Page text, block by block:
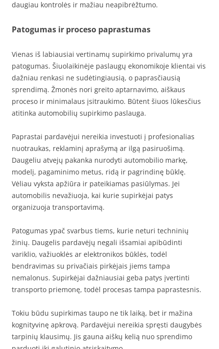
daugiau kontrolės ir mažiau neapibrėžtumo.
Patogumas ir proceso paprastumas
Vienas iš labiausiai vertinamų supirkimo privalumų yra
patogumas. Šiuolaikinėje paslaugų ekonomikoje klientai vis
dažniau renkasi ne sudėtingiausią, o paprasčiausią
sprendimą. Žmonės nori greito aptarnavimo, aiškaus
proceso ir minimalaus įsitraukimo. Būtent šiuos lūkesčius
atitinka automobilių supirkimo paslauga.
Paprastai pardavėjui nereikia investuoti į profesionalias
nuotraukas, reklaminį aprašymą ar ilgą pasiruošimą.
Daugeliu atvejų pakanka nurodyti automobilio markę,
modelį, pagaminimo metus, ridą ir pagrindinę būklę.
Vėliau vyksta apžiūra ir pateikiamas pasiūlymas. Jei
automobilis nevažiuoja, kai kurie supirkėjai patys
organizuoja transportavimą.
Patogumas ypač svarbus tiems, kurie neturi techninių
žinių. Daugelis pardavėjų negali išsamiai apibūdinti
variklio, važiuoklės ar elektronikos būklės, todėl
bendravimas su privačiais pirkėjais jiems tampa
nemalonus. Supirkėjai dažniausiai geba patys įvertinti
transporto priemonę, todėl procesas tampa paprastesnis.
Tokiu būdu supirkimas taupo ne tik laiką, bet ir mažina
kognityvinę apkrovą. Pardavėjui nereikia spręsti daugybės
tarpinių klausimų. Jis gauna aiškų kelią nuo sprendimo